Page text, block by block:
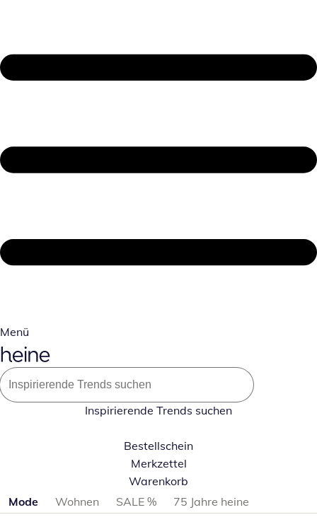
Menü
Inspirierende Trends suchen
Bestellschein
Merkzettel
Warenkorb
Produktkategorien überspringen
Mode Wohnen SALE %
75 Jahre heine